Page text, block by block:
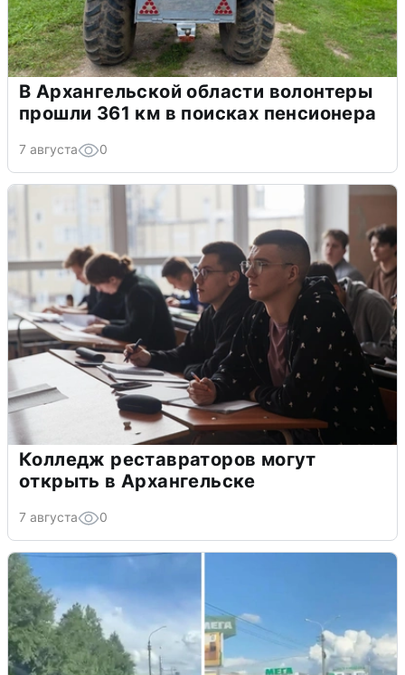
В Архангельской области волонтеры
прошли 361 км в поисках пенсионера
7 августа 0
Колледж реставраторов могут
открыть в Архангельске
7 августа 0